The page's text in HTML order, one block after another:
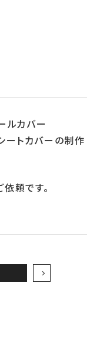
1913
ートカバーの制作
頼です。